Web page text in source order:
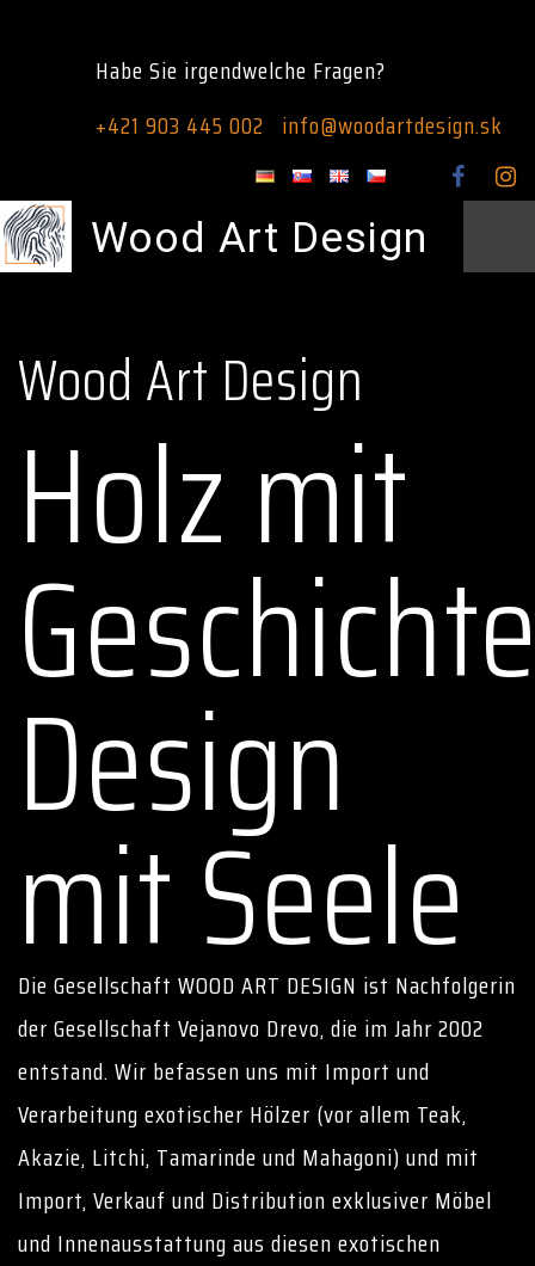
Habe Sie irgendwelche Fragen?
+421 903 445 002 info@woodartdesign.sk
Wood Art Design
Wood Art Design
Holz mit
Design
mit Seele
Die Gesellschaft WOOD ART DESIGN ist Nachfolgerin
der Gesellschaft Vejanovo Drevo, die im Jahr 2002
entstand. Wir befassen uns mit Import und
Verarbeitung exotischer Hölzer (vor allem Teak,
Akazie, Litchi, Tamarinde und Mahagoni) und mit
Import, Verkauf und Distribution exklusiver Möbel
und Innenausstattung aus diesen exotischen